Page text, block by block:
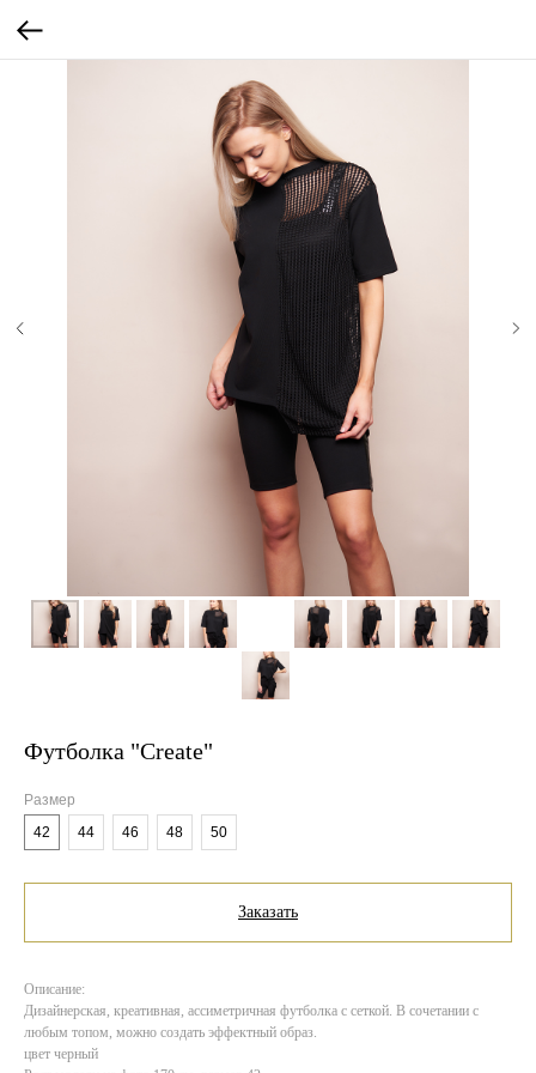
Футболка "Create"
Размер
42
44 46 48 50
Заказать
Описание:
Дизайнерская, креативная, ассиметричная футболка с сеткой. В сочетании с
любым топом, можно создать эффектный образ.
цвет черный